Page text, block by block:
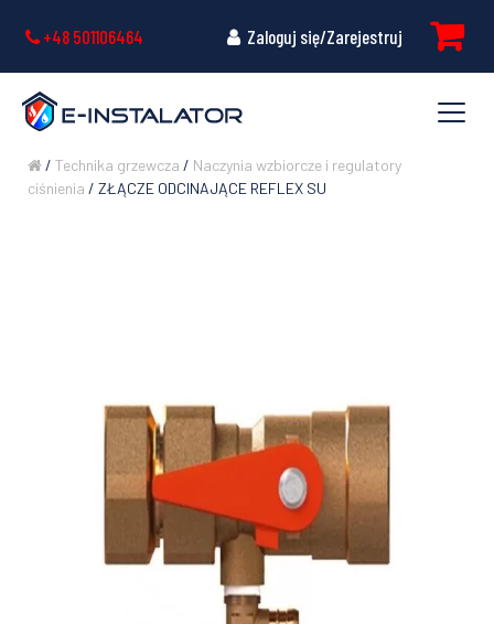
+48 501106464 Zaloguj się/Zarejestruj
/ Technika grzewcza / Naczynia wzbiorcze i regulatory
ciśnienia / ZŁĄCZE ODCINAJĄCE REFLEX SU